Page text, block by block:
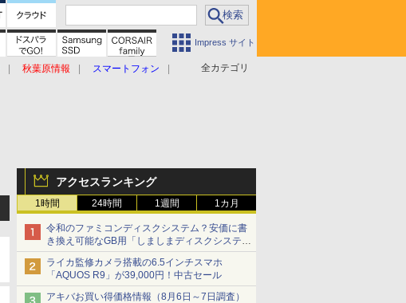
Impress サイト
全カテゴリ
秋葉原情報
スマートフォン
アクセスランキング
1時間 24時間 1週間 1カ月
令和のファミコンディスクシステム？安価に書
き換え可能なGB用「しましまディスクシステ
ム」
ライカ監修カメラ搭載の6.5インチスマホ
「AQUOS R9」が39,000円！中古セール
アキバお買い得価格情報（8月6日～7日調査）